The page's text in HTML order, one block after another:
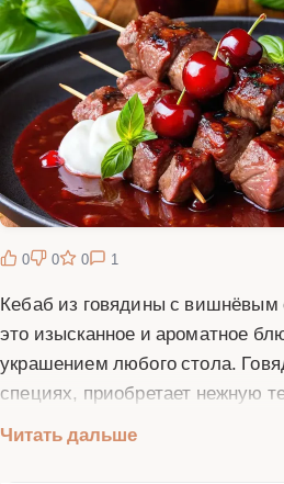
0 0 0 1
Кебаб из говядины с
это изысканное и ароматное
украшением любого стола.
специях, приобретает нежную
и сладость. Свежий базилик
Читать дальше